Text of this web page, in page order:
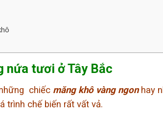
nứa tươi ở Tây Bắc
chiếc măng khô vàng ngonhay
trình chế biến rất vất vả.